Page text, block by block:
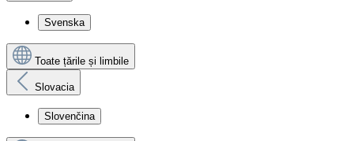
Svenska
Toate țările și limbile
Slovacia
Slovenčina